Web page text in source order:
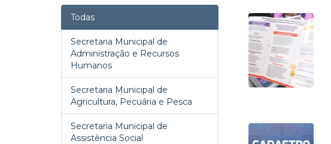
Todas
Secretaria Municipal de
Administração e Recursos
Humanos
Secretaria Municipal de
Agricultura, Pecuária e Pesca
Secretaria Municipal de
Assistência Social